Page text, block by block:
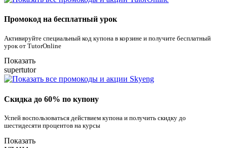
Промокод на бесплатный урок
Активируйте специальный код купона в корзине и получите бесплатный
урок от TutorOnline
Показать
supertutor
Скидка до 60% по купону
Успей воспользоваться действием купона и получить скидку до
шестидесяти процентов на курсы
Показать